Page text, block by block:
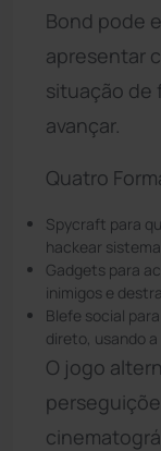
Bond pode
apresentar
situação de
avançar.
Quatro
Spycraft para
hackear
Gadgets para
inimigos e
Blefe social
direto, usando
O jogo